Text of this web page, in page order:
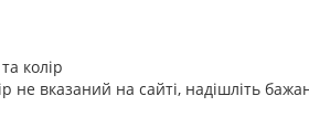
колір
не вказаний на сайті, надішліть